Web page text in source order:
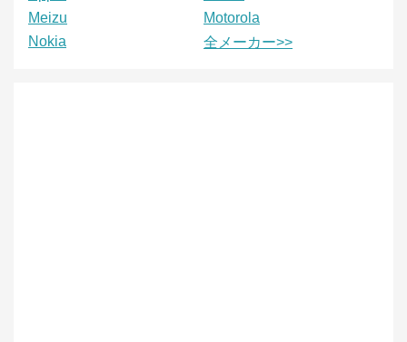
Meizu
Motorola
Nokia
全メーカー>>